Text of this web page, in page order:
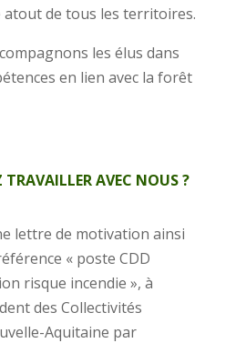
de tous les territoires.
les élus dans
en lien avec la forêt
TRAVAILLER AVEC NOUS ?
lettre de motivation ainsi
« poste CDD
risque incendie », à
des Collectivités
Aquitaine par